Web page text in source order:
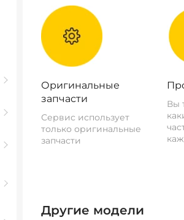
Оригинальные
запчасти
Сервис использует
только оригинальные
запчасти
Вы
Другие модели